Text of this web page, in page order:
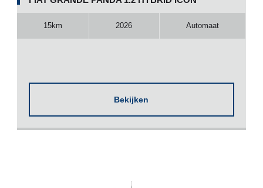
15km 2026 Automaat
Bekijken